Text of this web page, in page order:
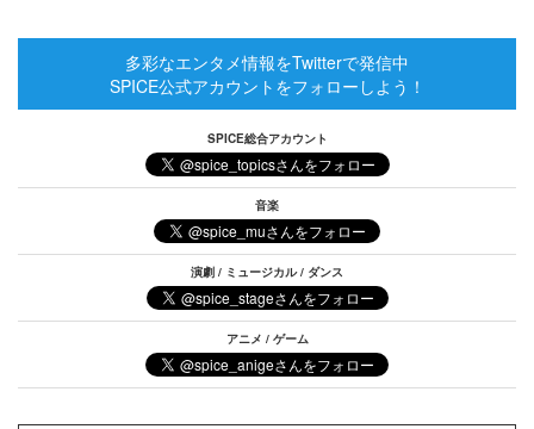
多彩なエンタメ情報をTwitterで発信中
SPICE公式アカウントをフォローしよう！
SPICE総合アカウント
音楽
演劇 / ミュージカル / ダンス
アニメ / ゲーム